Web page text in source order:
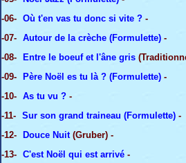
-06- Où t'en vas tu donc si vite ? -
-07- Autour de la crèche (Formulette) -
-08- Entre le boeuf et l'âne gris
-09- Père Noël es tu là ? (Formulette) -
-10- As tu vu ? -
-11- Sur son grand traineau (Formulette) -
-12- Douce Nuit (Gruber) -
-13- C'est Noël qui est arrivé -